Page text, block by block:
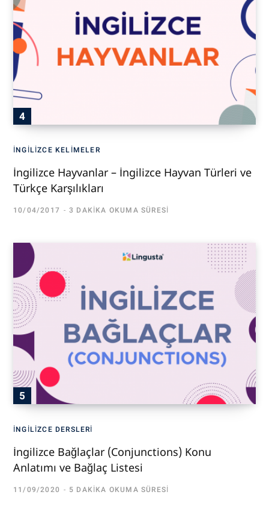
İNGILIZCE KELIMELER
İngilizce Hayvanlar – İngilizce Hayvan Türleri ve
Türkçe Karşılıkları
10/04/2017 3 DAKIKA OKUMA SÜRESI
İNGILIZCE DERSLERI
İngilizce Bağlaçlar (Conjunctions) Konu
Anlatımı ve Bağlaç Listesi
11/09/2020 5 DAKIKA OKUMA SÜRESI